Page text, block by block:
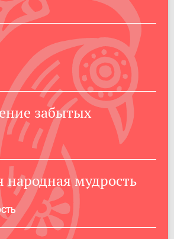
забытых
народная мудрость